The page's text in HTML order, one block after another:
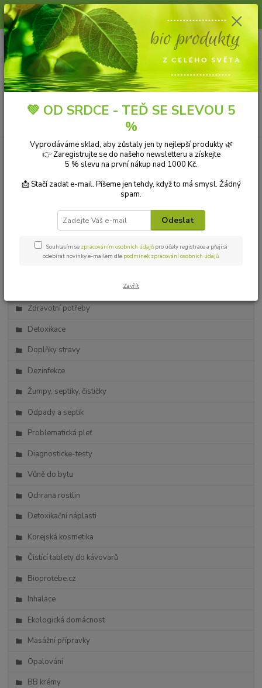
Slunce, koupání a horko dávají vlasům zabrat. Dopřejte jim šetrnou péči s
přírodní vlasovou kosmetikou.
Menu
CZK
+420 606 912 887
9-18:00 hod.
0 ks
za 0,00 Kč
Kategorie blogu
Přírodní kosmetika
Přírodní aromaterapie
Bio drogerie
Zdravotní potřeby
Detoxikace
Doplňky stravy
Dezinfekce
Žumpy, septiky, čističky
Odpady a septik
Problematická pleť
Diagnosticke-testy
Vůně do bytu
Ochrana rostlin
Detoxikační náplasti
Korejská kosmetika
Čistící tablety do kávovarů
Bioprotebe.cz
Inhalace
Ekologická domácnost
Masážní přípravky
Opalování
BB krémy
💚 OD SRDCE - TEĎ SE SLEVOU 5
%
Vyprodáváme sklad, aby zůstaly jen ty nejlepší produkty 🌿
👉 Zaregistrujte se do našeho newsletteru a získejte
5 % slevu na první nákup nad 1000 Kč.
📩 Stačí zadat e-mail. Píšeme jen tehdy, když to má smysl. Žádný
spam.
Odeslat
Souhlasím se zpracováním osobních údajů pro účely registrace a přeji si
odebírat novinky e-mailem dle podmínek zpracování osobních údajů.
Zavřít